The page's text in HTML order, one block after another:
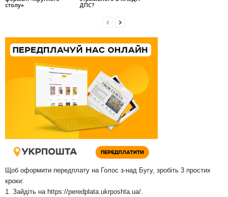
столу»
ДПС?
Щоб оформити передплату на Голос з-над Бугу, зробіть 3 простих
кроки:
1. Зайдіть на https://peredplata.ukrposhta.ua/